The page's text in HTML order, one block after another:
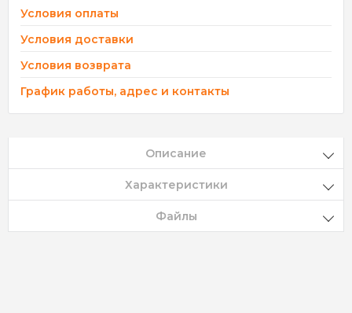
Условия оплаты
Условия доставки
Условия возврата
График работы, адрес и контакты
Описание
Характеристики
Файлы